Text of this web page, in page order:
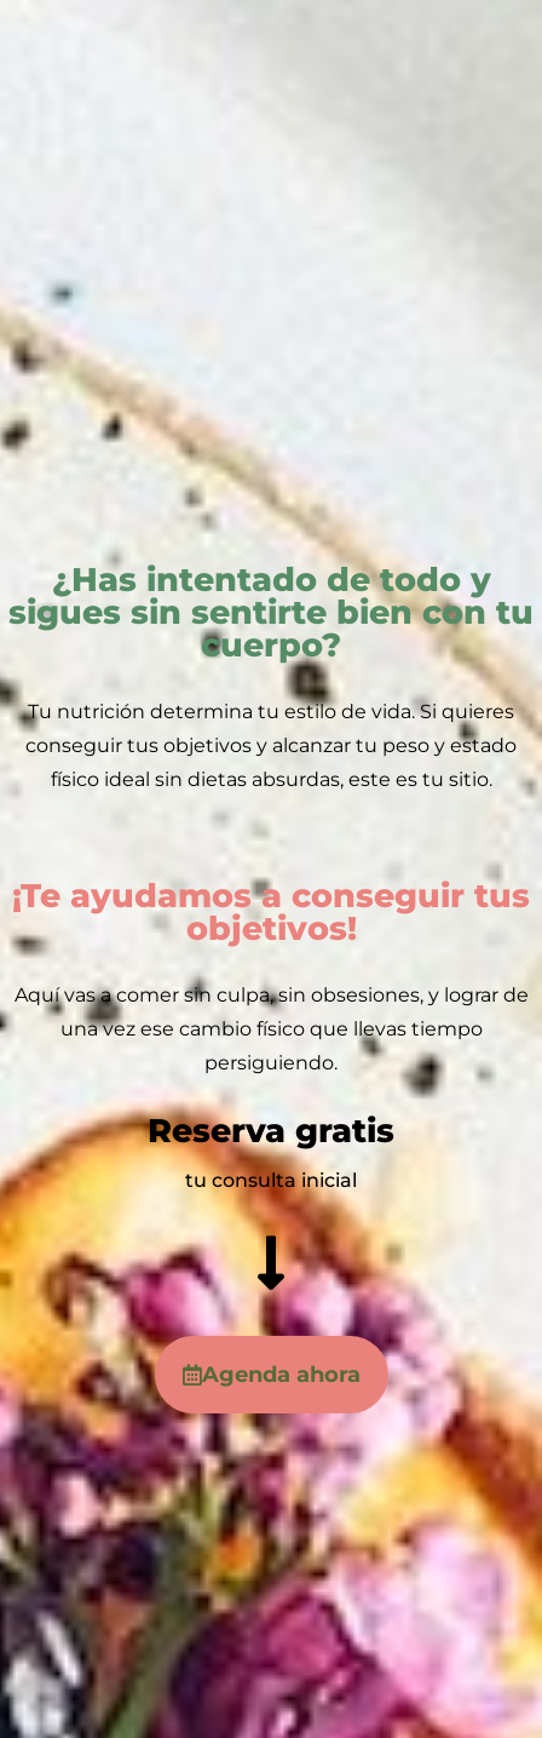
¿Has intentado de todo y
sigues sin sentirte bien con tu
cuerpo?
Tu nutrición determina tu estilo de vida. Si quieres
conseguir tus objetivos y alcanzar tu peso y estado
físico ideal sin dietas absurdas, este es tu sitio.
¡Te ayudamos a conseguir tus
objetivos!
Aquí vas a comer sin culpa, sin obsesiones, y lograr de
una vez ese cambio físico que llevas tiempo
persiguiendo.
Reserva gratis
tu consulta inicial
Agenda ahora